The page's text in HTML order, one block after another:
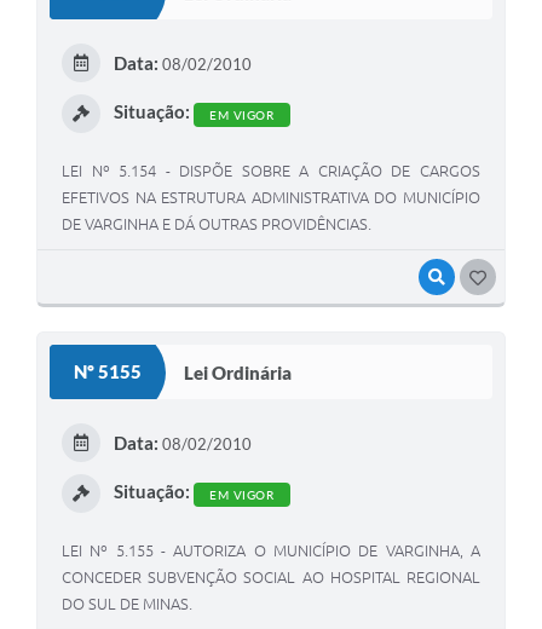
VISUALIZAR
Data: 08/02/2010
Situação: EM VIGOR
LEI Nº 5.154 - DISPÕE SOBRE A CRIAÇÃO DE CARGOS
EFETIVOS NA ESTRUTURA ADMINISTRATIVA DO MUNICÍPIO
DE VARGINHA E DÁ OUTRAS PROVIDÊNCIAS.
Nº 5155 Lei Ordinária
Data: 08/02/2010
Situação: EM VIGOR
LEI Nº 5.155 - AUTORIZA O MUNICÍPIO DE VARGINHA, A
CONCEDER SUBVENÇÃO SOCIAL AO HOSPITAL REGIONAL
DO SUL DE MINAS.